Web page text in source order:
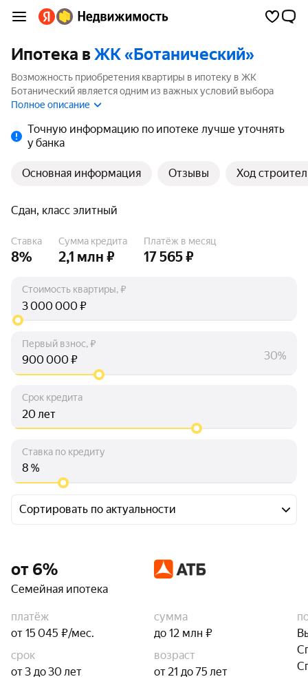
Ипотека вЖК «Ботанический»
Возможность приобретения квартиры в ипотеку в ЖК
Ботанический является одним из важных условий выбора
квартиры. На странице мы собрали программы кредитования
Полное описание
Точную информацию по ипотеке лучше уточнять
у банка
Основная информация Отзывы Ход
Сдан, класс элитный
Ставка
8%
Сумма кредита
2,1 млн ₽
Платёж в месяц
17 565 ₽
Стоимость квартиры, ₽
₽
Первый взнос, ₽
₽ 30%
Срок кредита
лет
Ставка по кредиту
%
Сортировать по актуальности
от 6%
Семейная ипотека
платёж
от 15 045 ₽/мес.
сумма
до 12 млн ₽
срок
от 3 до 30 лет
возраст
от 21 до 75 лет